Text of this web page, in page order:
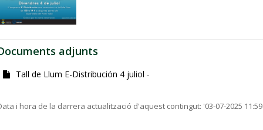
adjunts
Tall de Llum E-Distribución 4 juliol -
i hora de la darrera actualització d'aquest contingut: '03-07-2025 11:59